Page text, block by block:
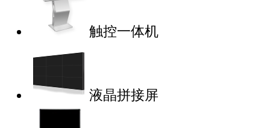
触控一体机
液晶拼接屏